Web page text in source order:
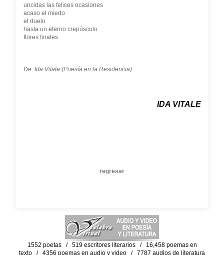
uncidas las felices ocasiones
acaso el miedo
el duelo
hasta un eterno crepúsculo
flores finales.
De: Ida Vitale (Poesía en la Residencia)
IDA VITALE
regresar
1552 poetas / 519 escritores literarios / 16,458 poemas en
texto / 4356 poemas en audio y video / 7787 audios de literatura